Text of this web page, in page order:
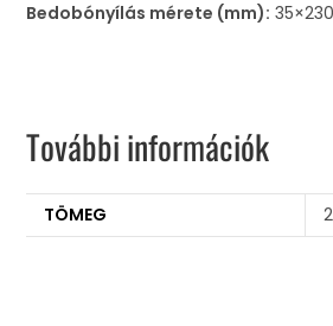
Bedobónyílás mérete (mm): 35×230
További információk
TÖMEG